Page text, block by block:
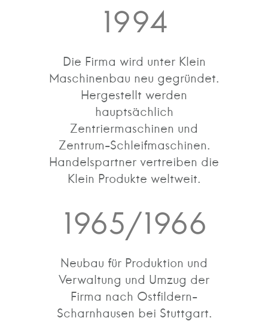
1994
Die Firma wird unter Klein
Maschinenbau neu gegründet.
Hergestellt werden
hauptsächlich
Zentriermaschinen und
Zentrum-Schleifmaschinen.
Handelspartner vertreiben die
Klein Produkte weltweit.
1965/1966
Neubau für Produktion und
Verwaltung und Umzug der
Firma nach Ostfildern-
Scharnhausen bei Stuttgart.